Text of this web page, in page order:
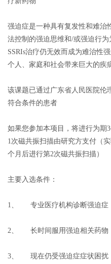
强迫症是一种具有复发性和难治
法控制的强迫思维和/或强迫行
SSRIs治疗仍无效而成为难治性
个人、家庭和社会带来巨大的疾
该课题已通过广东省人民医院伦
符合条件的患者
如果您参加本项目，将进行为期
1次磁共振扫描由研究方支付（
个月后进行第2次磁共振扫描）
主要入选条件：
1、 专业医疗机构诊断强迫症
2、 长时间服用强迫相关药物
3、 现在仍受强迫症症状困